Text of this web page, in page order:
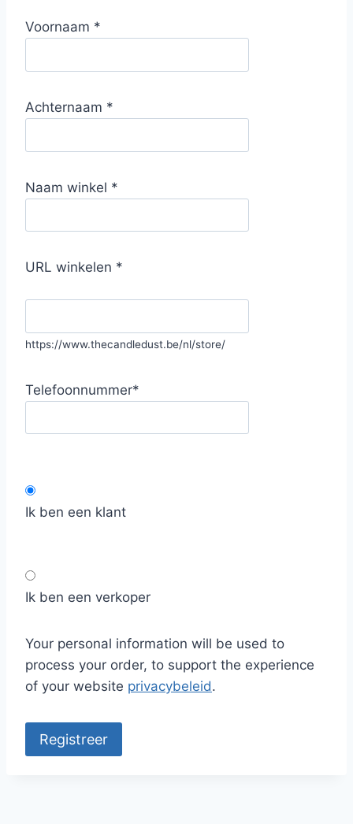
Voornaam *
Achternaam *
Naam winkel *
URL winkelen *
https://www.thecandledust.be/nl/store/
Telefoonnummer*
Ik ben een klant
Ik ben een verkoper
Your personal information will be used to
process your order, to support the experience
of your website privacybeleid.
Registreer